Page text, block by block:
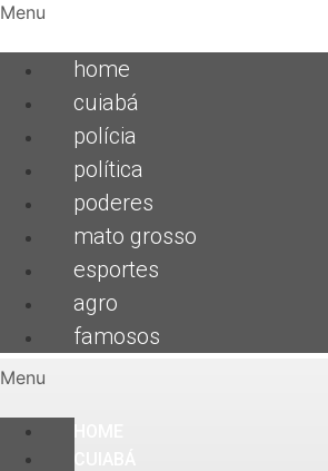
Menu
home
cuiabá
polícia
política
poderes
mato grosso
esportes
agro
famosos
Menu